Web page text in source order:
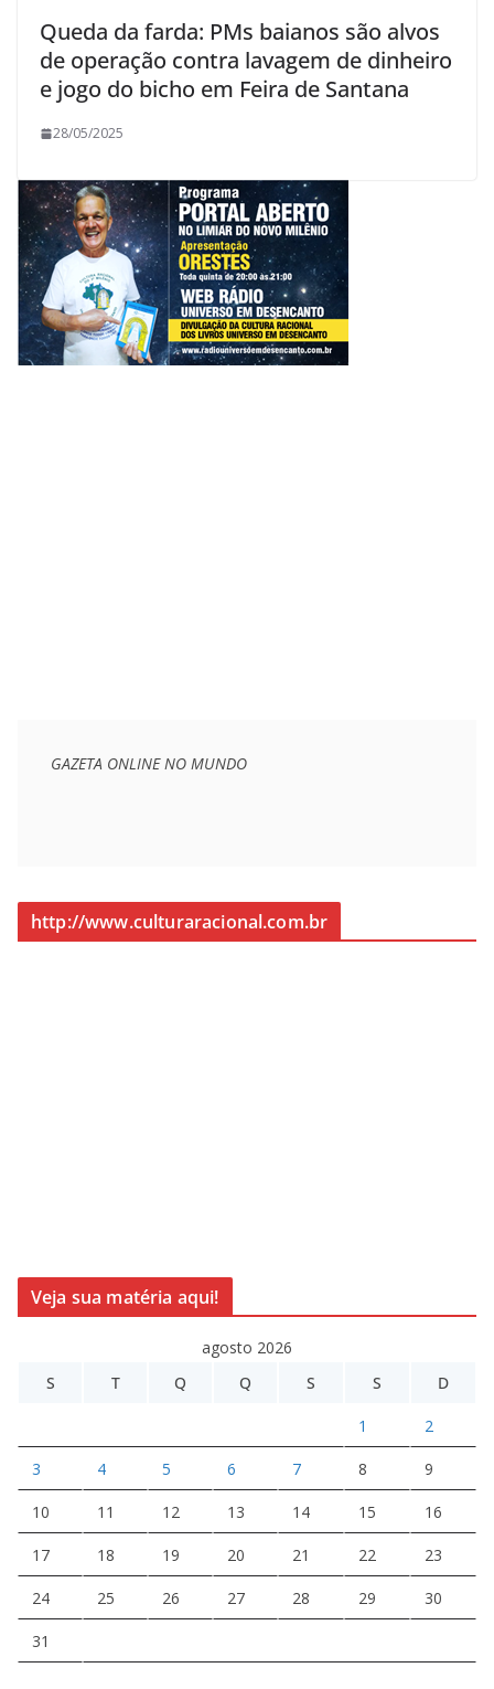
Queda da farda: PMs baianos são alvos
de operação contra lavagem de dinheiro
e jogo do bicho em Feira de Santana
28/05/2025
GAZETA ONLINE NO MUNDO
http://www.culturaracional.com.br
Veja sua matéria aqui!
agosto 2026
S
T Q Q S S D
1 2
3 4 5 6 7 8 9
10 11 12 13 14 15 16
17 18 19 20 21 22 23
24 25 26 27 28 29 30
31